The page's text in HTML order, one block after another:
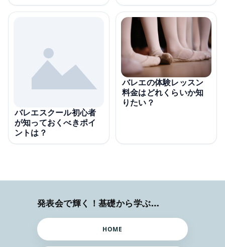
バレエスクール初心者
が知っておくべきポイ
ントは？
バレエの体験レッスン
料金はどれくらいか知
りたい？
発表会で輝く！基礎から学ぶバレエ術
HOME